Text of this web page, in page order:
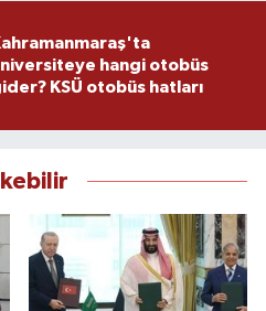
hangi otobüs
KSÜ otobüs hatları